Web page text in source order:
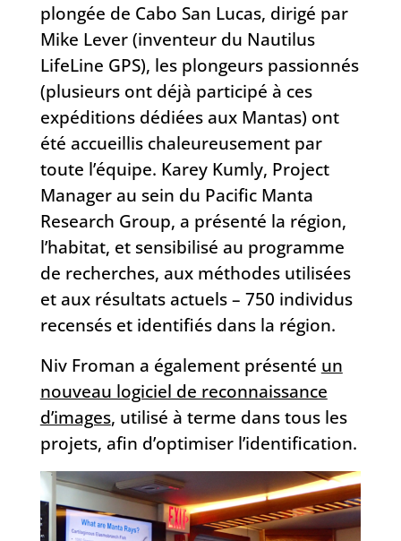
plongée de Cabo San Lucas, dirigé par
Mike Lever (inventeur du Nautilus
LifeLine GPS), les plongeurs passionnés
(plusieurs ont déjà participé à ces
expéditions dédiées aux Mantas) ont
été accueillis chaleureusement par
toute l’équipe. Karey Kumly, Project
Manager au sein du Pacific Manta
Research Group, a présenté la région,
l’habitat, et sensibilisé au programme
de recherches, aux méthodes utilisées
et aux résultats actuels – 750 individus
recensés et identifiés dans la région.
Niv Froman a également présenté un
nouveau logiciel de reconnaissance
d’images, utilisé à terme dans tous les
projets, afin d’optimiser l’identification.